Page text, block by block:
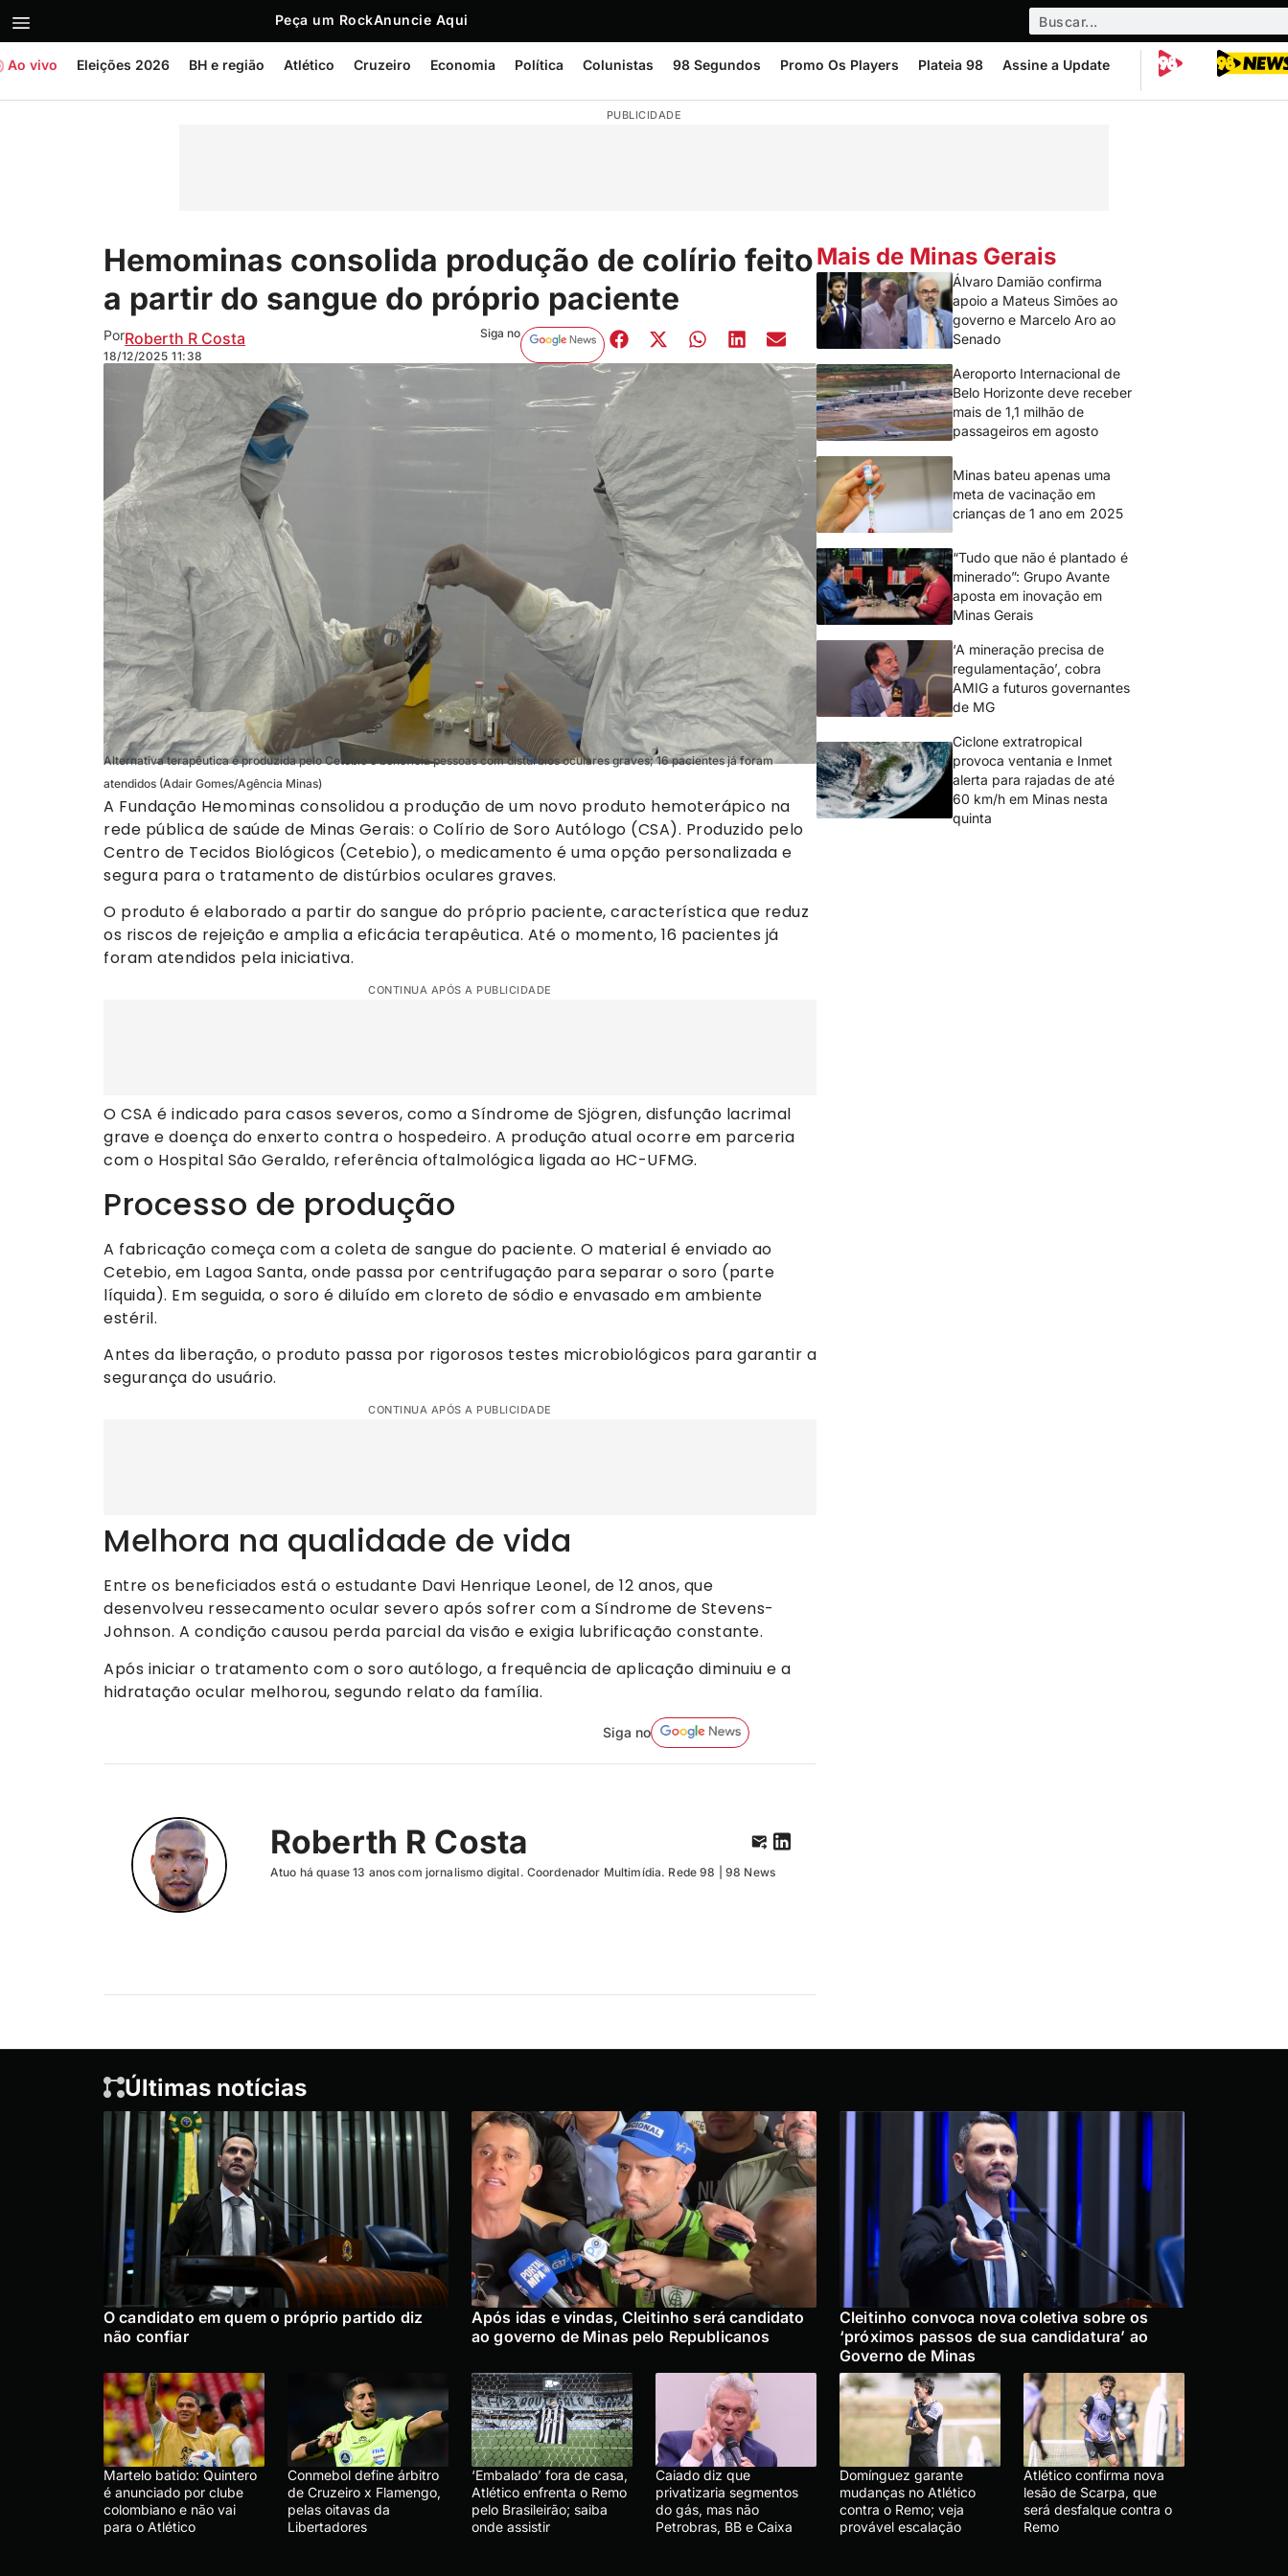
Peça um RockAnuncie Aqui
Ao vivo Eleições 2026 BH e região Atlético Cruzeiro Economia Política Colunistas 98 Segundos Promo Os Players Plateia 98 Assine a Update
PUBLICIDADE
Hemominas consolida produção de colírio feito
a partir do sangue do próprio paciente
PorRoberth R Costa
18/12/2025 11:38
Siga no
Alternativa terapêutica é produzida pelo Cetebio e beneficia pessoas com distúrbios oculares graves; 16 pacientes já foram
atendidos (Adair Gomes/Agência Minas)
A Fundação Hemominas consolidou a produção de um novo produto hemoterápico na
rede pública de saúde de Minas Gerais: o Colírio de Soro Autólogo (CSA). Produzido pelo
Centro de Tecidos Biológicos (Cetebio), o medicamento é uma opção personalizada e
segura para o tratamento de distúrbios oculares graves.
O produto é elaborado a partir do sangue do próprio paciente, característica que reduz
os riscos de rejeição e amplia a eficácia terapêutica. Até o momento, 16 pacientes já
foram atendidos pela iniciativa.
CONTINUA APÓS A PUBLICIDADE
O CSA é indicado para casos severos, como a Síndrome de Sjögren, disfunção lacrimal
grave e doença do enxerto contra o hospedeiro. A produção atual ocorre em parceria
com o Hospital São Geraldo, referência oftalmológica ligada ao HC-UFMG.
Processo de produção
A fabricação começa com a coleta de sangue do paciente. O material é enviado ao
Cetebio, em Lagoa Santa, onde passa por centrifugação para separar o soro (parte
líquida). Em seguida, o soro é diluído em cloreto de sódio e envasado em ambiente
estéril.
Antes da liberação, o produto passa por rigorosos testes microbiológicos para garantir a
segurança do usuário.
CONTINUA APÓS A PUBLICIDADE
Melhora na qualidade de vida
Entre os beneficiados está o estudante Davi Henrique Leonel, de 12 anos, que
desenvolveu ressecamento ocular severo após sofrer com a Síndrome de Stevens-
Johnson. A condição causou perda parcial da visão e exigia lubrificação constante.
Após iniciar o tratamento com o soro autólogo, a frequência de aplicação diminuiu e a
hidratação ocular melhorou, segundo relato da família.
Siga no
Roberth R Costa
Atuo há quase 13 anos com jornalismo digital. Coordenador Multimídia. Rede 98 | 98 News
Mais de Minas Gerais
Álvaro Damião confirma
apoio a Mateus Simões ao
governo e Marcelo Aro ao
Senado
Aeroporto Internacional de
Belo Horizonte deve receber
mais de 1,1 milhão de
passageiros em agosto
Minas bateu apenas uma
meta de vacinação em
crianças de 1 ano em 2025
“Tudo que não é plantado é
minerado”: Grupo Avante
aposta em inovação em
Minas Gerais
‘A mineração precisa de
regulamentação’, cobra
AMIG a futuros governantes
de MG
Ciclone extratropical
provoca ventania e Inmet
alerta para rajadas de até
60 km/h em Minas nesta
quinta
Últimas notícias
O candidato em quem o próprio partido diz
não confiar
Após idas e vindas, Cleitinho será candidato
ao governo de Minas pelo Republicanos
Cleitinho convoca nova coletiva sobre os
‘próximos passos de sua candidatura’ ao
Governo de Minas
Martelo batido: Quintero
é anunciado por clube
colombiano e não vai
para o Atlético
Conmebol define árbitro
de Cruzeiro x Flamengo,
pelas oitavas da
Libertadores
‘Embalado’ fora de casa,
Atlético enfrenta o Remo
pelo Brasileirão; saiba
onde assistir
Caiado diz que
privatizaria segmentos
do gás, mas não
Petrobras, BB e Caixa
Domínguez garante
mudanças no Atlético
contra o Remo; veja
provável escalação
Atlético confirma nova
lesão de Scarpa, que
será desfalque contra o
Remo